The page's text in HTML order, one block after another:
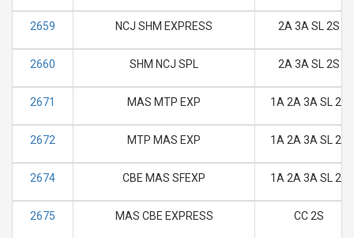
2659 NCJ SHM EXPRESS 2A 3A SL 2S
2660 SHM NCJ SPL 2A 3A SL 2S
2671 MAS MTP EXP 1A 2A 3A SL 2S
2672 MTP MAS EXP 1A 2A 3A SL 2S
2674 CBE MAS SFEXP 1A 2A 3A SL 2S
2675 MAS CBE EXPRESS CC 2S